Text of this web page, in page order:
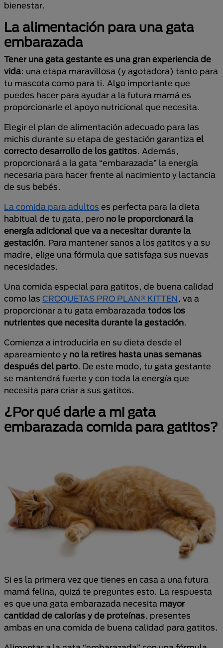
bienestar.
La alimentación para una gata
embarazada
Tener una gata gestante es una gran experiencia de
vida: una etapa maravillosa (y agotadora) tanto para
tu mascota como para ti. Algo importante que
puedes hacer para ayudar a la futura mamá es
proporcionarle el apoyo nutricional que necesita.
Elegir el plan de alimentación adecuado para las
michis durante su etapa de gestación garantiza el
correcto desarrollo de los gatitos. Además,
proporcionará a la gata “embarazada” la energía
necesaria para hacer frente al nacimiento y lactancia
de sus bebés.
La comida para adultos es perfecta para la dieta
habitual de tu gata, pero no le proporcionará la
energía adicional que va a necesitar durante la
gestación. Para mantener sanos a los gatitos y a su
madre, elige una fórmula que satisfaga sus nuevas
necesidades.
Una comida especial para gatitos, de buena calidad
como las CROQUETAS PRO PLAN® KITTEN, va a
proporcionar a tu gata embarazada todos los
nutrientes que necesita durante la gestación.
Comienza a introducirla en su dieta desde el
apareamiento y no la retires hasta unas semanas
después del parto. De este modo, tu gata gestante
se mantendrá fuerte y con toda la energía que
necesita para criar a sus gatitos.
¿Por qué darle a mi gata
embarazada comida para gatitos?
Si es la primera vez que tienes en casa a una futura
mamá felina, quizá te preguntes esto. La respuesta
es que una gata embarazada necesita mayor
cantidad de calorías y de proteínas, presentes
ambas en una comida de buena calidad para gatitos.